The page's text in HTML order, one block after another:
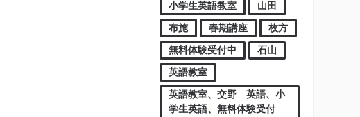
小学生英語教室
山田
布施
春期講座
枚方
無料体験受付中
石山
英語教室
英語教室、交野 英語、小
学生英語、無料体験受付